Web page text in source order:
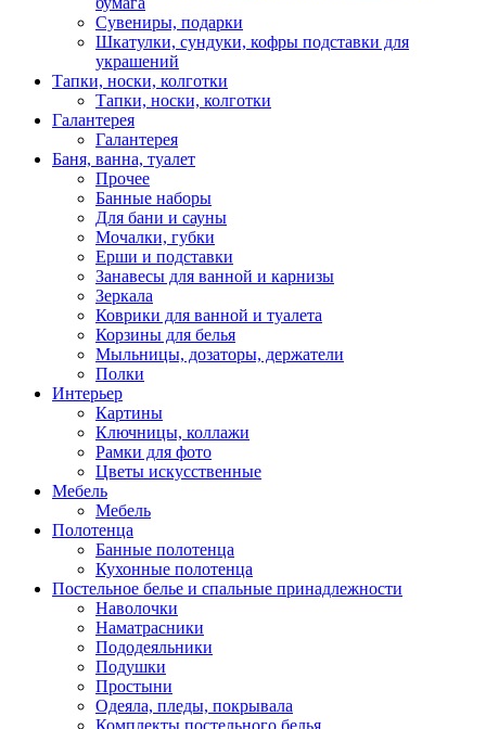
Сувениры, подарки
Шкатулки, сундуки, кофры подставки для
украшений
Тапки, носки, колготки
Тапки, носки, колготки
Галантерея
Галантерея
Баня, ванна, туалет
Прочее
Банные наборы
Для бани и сауны
Мочалки, губки
Ерши и подставки
Занавесы для ванной и карнизы
Зеркала
Коврики для ванной и туалета
Корзины для белья
Мыльницы, дозаторы, держатели
Полки
Интерьер
Картины
Ключницы, коллажи
Рамки для фото
Цветы искусственные
Мебель
Мебель
Полотенца
Банные полотенца
Кухонные полотенца
Постельное белье и спальные принадлежности
Наволочки
Наматрасники
Пододеяльники
Подушки
Простыни
Одеяла, пледы, покрывала
Комплекты постельного белья